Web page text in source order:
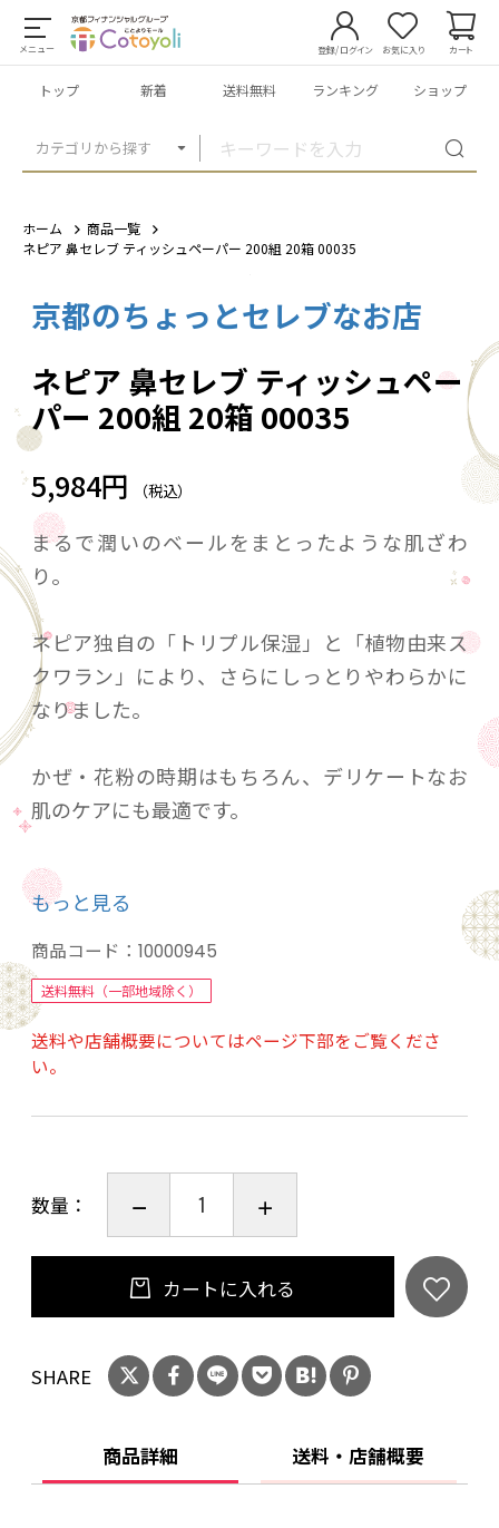
メニュー
カテゴリから探す
登録/ログイン お気に入り カート
トップ 新着 送料無料 ランキング ショップ
ホーム
商品一覧
ネピア 鼻セレブ ティッシュペーパー 200組 20箱 00035
京都のちょっとセレブなお店
ネピア 鼻セレブ ティッシュペー
パー 200組 20箱 00035
5,984円 （税込）
まるで潤いのベールをまとったような肌ざわ
り。
ネピア独自の「トリプル保湿」と「植物由来ス
クワラン」により、さらにしっとりやわらかに
なりました。
かぜ・花粉の時期はもちろん、デリケートなお
肌のケアにも最適です。
いつも、あなたの鼻を美しく。
さあ、あなたも今日から「鼻セレブ」です。
●独自の「トリプル保湿」に「植物由来スクワ
ラン」を配合
●デリケートなお肌の方にはもちろん、風邪や
花粉症、メイクケアにも最適
●アンパンマン 鼻セレブは「トリプル保湿」に
加え「植物由来スクワラン」と「ベビーオイ
もっと見る
商品コード： 10000945
送料無料（一部地域除く）
送料や店舗概要についてはページ下部をご覧くださ
い。
数量：
カートに入れる
SHARE
商品詳細 送料・店舗概要